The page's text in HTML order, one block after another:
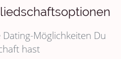
Möglichkeiten Du
hast